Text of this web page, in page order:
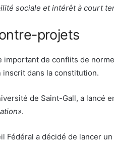
sociale et intérêt à court
projets
important de conflits de
inscrit dans la constitution.
de Saint-Gall, a lancé
.
Fédéral a décidé de lancer